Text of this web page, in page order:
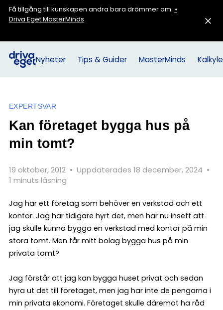
Få tillgång till kunskapen andra bara drömmer om. »
Driva Eget MasterMinds
Nyheter Tips & Guider MasterMinds
EXPERTSVAR
Kan företaget bygga hus på
min tomt?
19 oktober, 2012 • Uppdaterades 18 december, 2024 •
1 minuts läsning
Jag har ett företag som behöver en verkstad och ett
kontor. Jag har tidigare hyrt det, men har nu insett att
jag skulle kunna bygga en verkstad med kontor på min
stora tomt. Men får mitt bolag bygga hus på min
privata tomt?
Jag förstår att jag kan bygga huset privat och sedan
hyra ut det till företaget, men jag har inte de pengarna i
min privata ekonomi. Företaget skulle däremot ha råd